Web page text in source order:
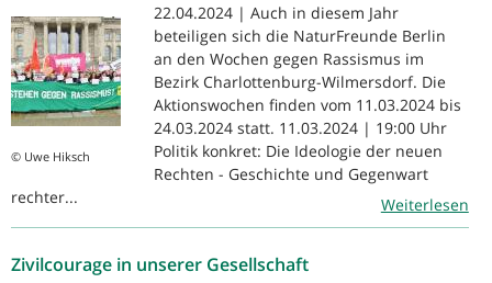
© Uwe Hiksch
22.04.2024 | Auch in diesem Jahr
beteiligen sich die NaturFreunde Berlin
an den Wochen gegen Rassismus im
Bezirk Charlottenburg-Wilmersdorf. Die
Aktionswochen finden vom 11.03.2024 bis
24.03.2024 statt. 11.03.2024 | 19:00 Uhr
Politik konkret: Die Ideologie der neuen
Rechten - Geschichte und Gegenwart
rechter...
Weiterlesen
Zivilcourage in unserer Gesellschaft